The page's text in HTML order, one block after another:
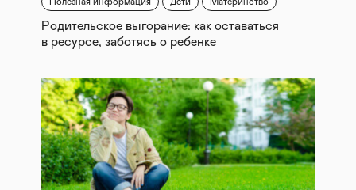
Родительское выгорание: как оставаться
в ресурсе, заботясь о ребенке